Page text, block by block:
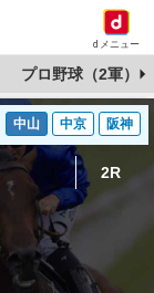
dメニュー
プロ野球（2軍）
中山 中京 阪神
2R